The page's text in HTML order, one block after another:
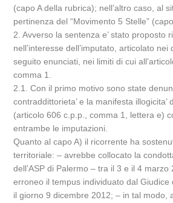
(capo A della rubrica); nell’altro caso, al
pertinenza del “Movimento 5 Stelle”
2. Avverso la sentenza e’ stato proposto
nell’interesse dell’imputato, articolato nei
seguito enunciati, nei limiti di cui
comma 1.
2.1. Con il primo motivo sono state
contraddittorieta’ e la manifesta illogicita’
(articolo 606 c.p.p., comma 1, lettera e)
entrambe le imputazioni.
Quanto al capo A) il ricorrente ha
territoriale: – avrebbe collocato la
dell’ASP di Palermo – tra il 3 e il 4 marzo
erroneo il tempus individuato dal Giudice
il giorno 9 dicembre 2012; – in tal modo,